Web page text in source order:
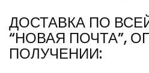
ДОСТАВКА ПО
“НОВАЯ ПОЧТА”,
ПОЛУЧЕНИИ: